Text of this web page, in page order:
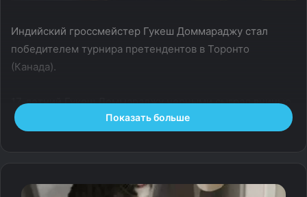
Индийский гроссмейстер Гукеш Доммараджу стал
победителем турнира претендентов в Торонто
(Канада).
17‑летний Гукеш Доммараджу черными сыграл вничью
с американцем Хикару Накамурой и набрал 9 очков
и Фабиано Каруана (США), но они сыграли вничью
Показать больше